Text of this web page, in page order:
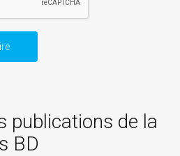
publications de la
BD